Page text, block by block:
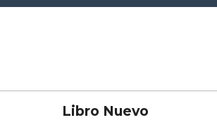
Libro Nuevo